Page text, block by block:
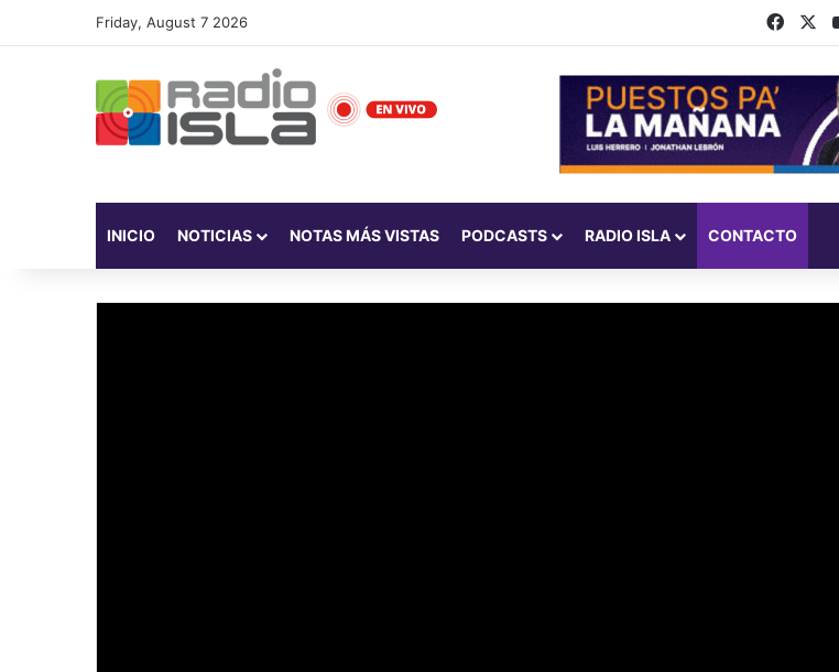
Friday, August 7 2026
INICIO NOTICIAS NOTAS MÁS VISTAS PODCASTS RADIO ISLA CONTACTO